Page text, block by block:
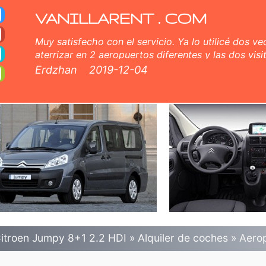
- Alquiler de
VANILLARENT . COM
Muy satisfecho con el servicio. Ya lo utilicé dos
aterrizar en 2 aeropuertos diferentes y las dos
pedí. Servicio al cliente correcto y muy agradable,
Erdzhan 2019-12-04
Jumpy 8+1 2.2 HDI » Alquiler de coches »